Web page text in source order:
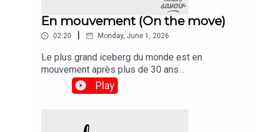
En mouvement (On the move)
02:20 | Monday, June 1, 2026
Le plus grand iceberg du monde est en
mouvement après plus de 30 ans
d'immobilité.Traduction :The world's biggest
iceberg is on the move after more than 30 years
Play